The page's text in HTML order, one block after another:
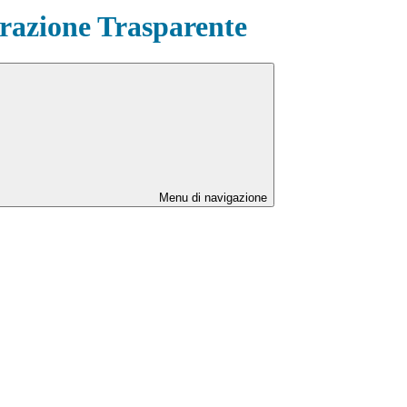
Trasparente
Menu di navigazione